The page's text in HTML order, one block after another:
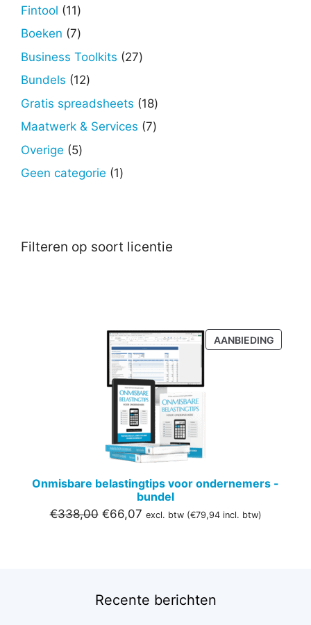
Fintool 1111
producten
Boeken 77
producten
Business Toolkits 2727
Bundels 1212
producten
Gratis spreadsheets 1818
producten
Maatwerk & Services 77
Overige 55
producten
Geen categorie 11
Filteren op soort licentie
AANBIEDING
IN
Onmisbare belastingtips voor ondernemers -
bundel
€338,00 Oorspronkelijke
€66,07Huidige
excl. btw (€79,94incl. btw)
Recente berichten